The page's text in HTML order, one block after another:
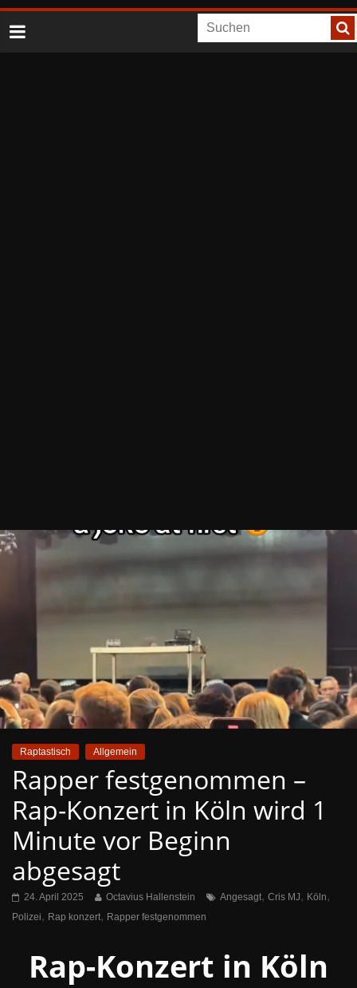
Raptastisch Allgemein
Rapper festgenommen –
Rap-Konzert in Köln wird 1
Minute vor Beginn
abgesagt
24. April 2025 Octavius Hallenstein Angesagt, Cris MJ, Köln,
Polizei, Rap konzert, Rapper festgenommen
Rap-Konzert in Köln